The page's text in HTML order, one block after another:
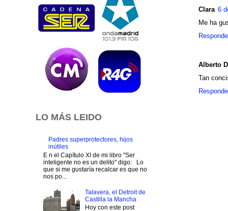
Clara 6
Me ha
Alberto
Tan
LO MÁS LEIDO
Padres superprotectores, hijos
inútiles
E n el Capítulo XI de mi libro "Ser
inteligente no es un delito" digo: Lo
que si me gustaría recalcar es que no
nos po...
Talavera, el Detroit de
Castilla la Mancha
Hoy con este post